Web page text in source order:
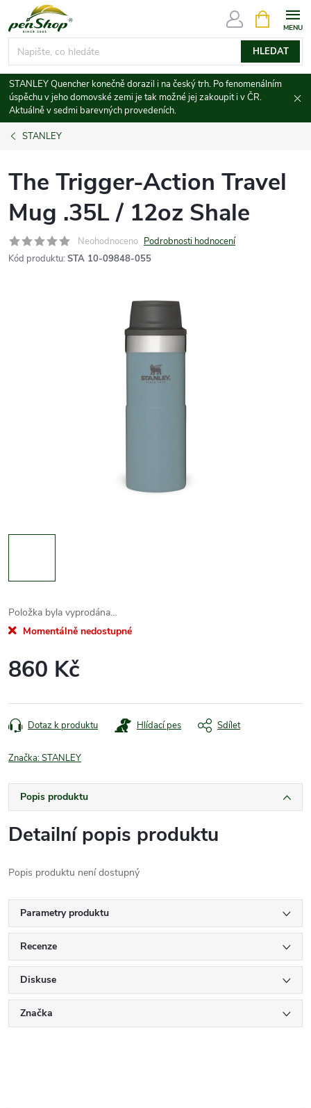
na
obsah
HLEDAT
NÁKUPNÍ
KOŠÍK
STANLEY Quencher konečně dorazil i na český trh. Po fenomenálním
úspěchu v jeho domovské zemi je tak možné jej zakoupit i v ČR.
Aktuálně v sedmi barevných provedeních.
STANLEY
The Trigger-Action Travel
Mug .35L / 12oz Shale
Neohodnoceno Podrobnosti hodnocení
Kód produktu: STA 10-09848-055
Položka byla vyprodána…
Momentálně nedostupné
860 Kč
cena:
Dotaz k produktu Hlídací pes Sdílet
Značka:STANLEY
Popis produktu
Detailní popis produktu
Popis produktu není dostupný
Parametry produktu
Recenze
Diskuse
Značka